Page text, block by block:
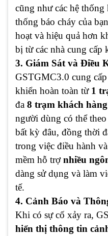
cũng như các hệ
thống báo cháy của
hoạt và hiệu quả hơn
bị từ các nhà cung cấp
3. Giám Sát và Điều
GSTGMC3.0 cung
khiển hoàn toàn từ 1
đa 8 trạm khách
người dùng có thể
bất kỳ đâu, đồng thời
trong việc điều hành
mềm hỗ trợnhiều
dàng sử dụng và làm
tế.
4. Cảnh Báo và
Khi có sự cố xảy ra,
hiển thị thông tin